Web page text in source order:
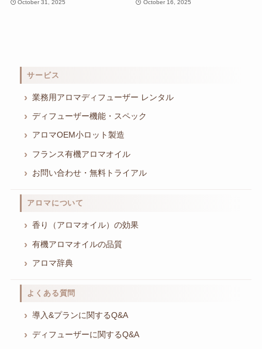
October 31, 2025 October 16, 2025
サービス
業務用アロマディフューザー レンタル
ディフューザー機能・スペック
アロマOEM小ロット製造
フランス有機アロマオイル
お問い合わせ・無料トライアル
アロマについて
香り（アロマオイル）の効果
有機アロマオイルの品質
アロマ辞典
よくある質問
導入&プランに関するQ&A
ディフューザーに関するQ&A